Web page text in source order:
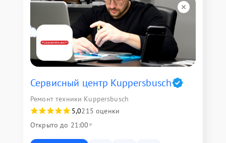
Сервисный центр Kuppersbusch
Ремонт техники Kuppersbusch
5,0215 оценки
Открыто до 21:00